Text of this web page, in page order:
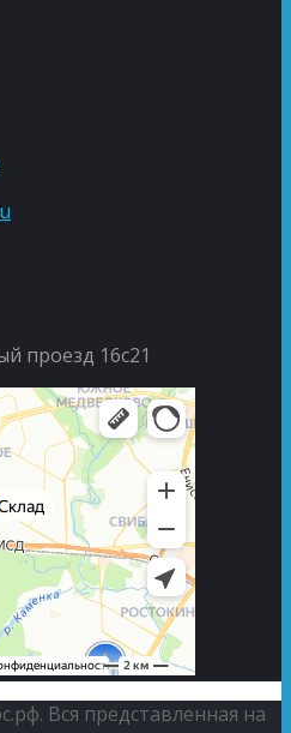
проезд 16с21
Вся представленная на